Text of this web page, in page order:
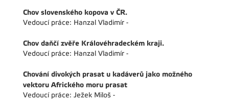
Chov slovenského kopova v ČR.
Vedoucí práce: Hanzal Vladimír -
Chov daňčí zvěře Královéhradeckém kraji.
Vedoucí práce: Hanzal Vladimír -
Chování divokých prasat u kadáverů jako možného
vektoru Afrického moru prasat
Vedoucí práce: Ježek Miloš -